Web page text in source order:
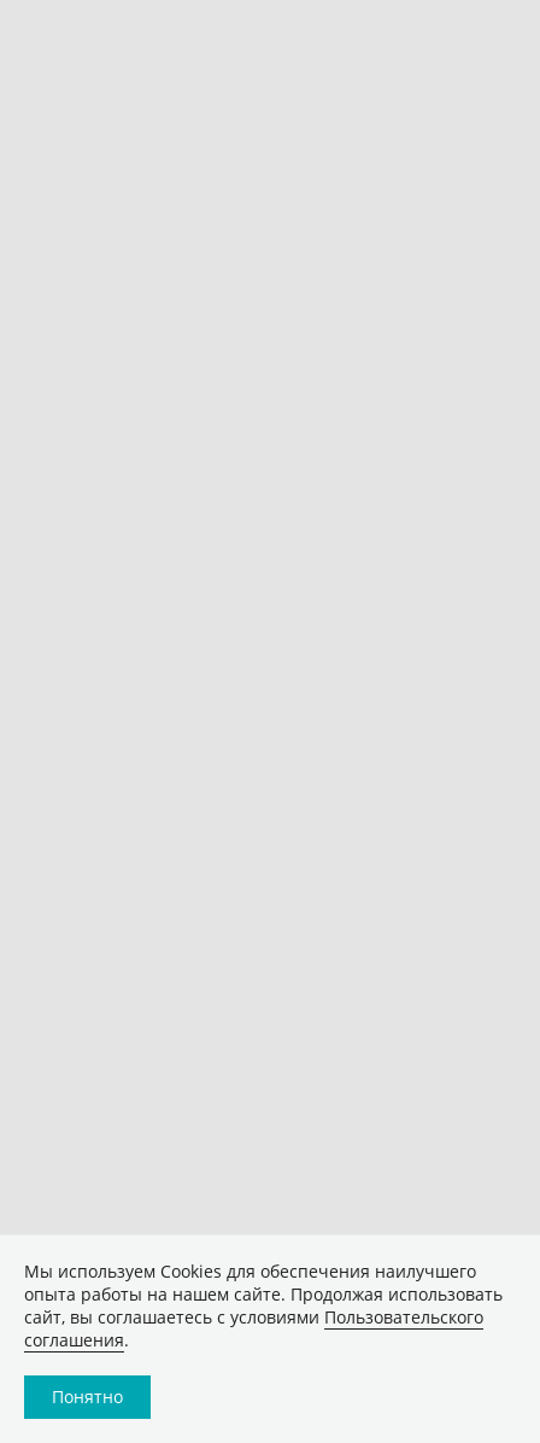
Мы используем Сookies для обеспечения наилучшего
опыта работы на нашем сайте. Продолжая использовать
сайт, вы соглашаетесь с условиями Пользовательского
соглашения.
Понятно